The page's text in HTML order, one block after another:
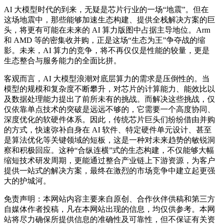
AI 大模型时代的到来，无疑是芯片行业的一场“地震”。但在
这场地震中，那些能够加速生态构建、提供全栈解决方案的巨
头，将更有可能在未来的 AI 算力版图中占据主导地位。Arm
和 AMD 等的密集收并购，正是这场“生态为王”争夺战的缩
影。未来，AI 算力的竞争，将不再仅仅是性能的较量，更是
生态整合与服务能力的全面比拼。
客观而言，AI 大模型浪潮对底层算力的需求是压倒性的。当
模型的规模和复杂度不断攀升，对芯片的计算能力、能效比以
及数据处理能力提出了前所未有的挑战。而解决这些挑战，仅
仅依靠单点技术的突破是远远不够的，它需要一个高度协同、
深度优化的软硬件体系。因此，传统芯片巨头们纷纷借由并购
的方式，快速弥补自身在 AI 软件、特定硬件单元设计、甚至
是算法优化等关键领域的短板，这是一种对未来趋势的敏锐洞
察和积极回应。这种“合纵连横”式的生态构建，不仅能够大幅
缩短技术研发周期，更能通过整合产业链上下游资源，为客户
提供一站式的解决方案，最终在激烈的市场竞争中建立起更强
大的护城河。
免责声明：本网站内容主要来自原创、合作伙伴供稿和第三方
自媒体作者投稿，凡在本网站出现的信息，均仅供参考。本网
站将尽力确保所提供信息的准确性及可靠性，但不保证有关资